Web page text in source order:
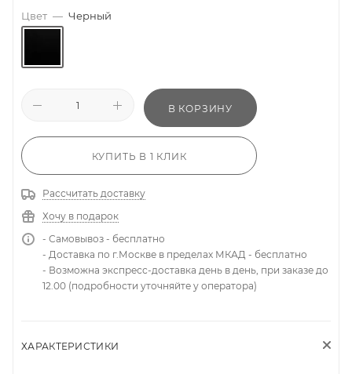
Цвет — Черный
В КОРЗИНУ
КУПИТЬ В 1 КЛИК
Рассчитать доставку
Хочу в подарок
- Самовывоз - бесплатно
- Доставка по г.Москве в пределах МКАД - бесплатно
- Возможна экспресс-доставка день в день, при заказе до
12.00 (подробности уточняйте у оператора)
ХАРАКТЕРИСТИКИ